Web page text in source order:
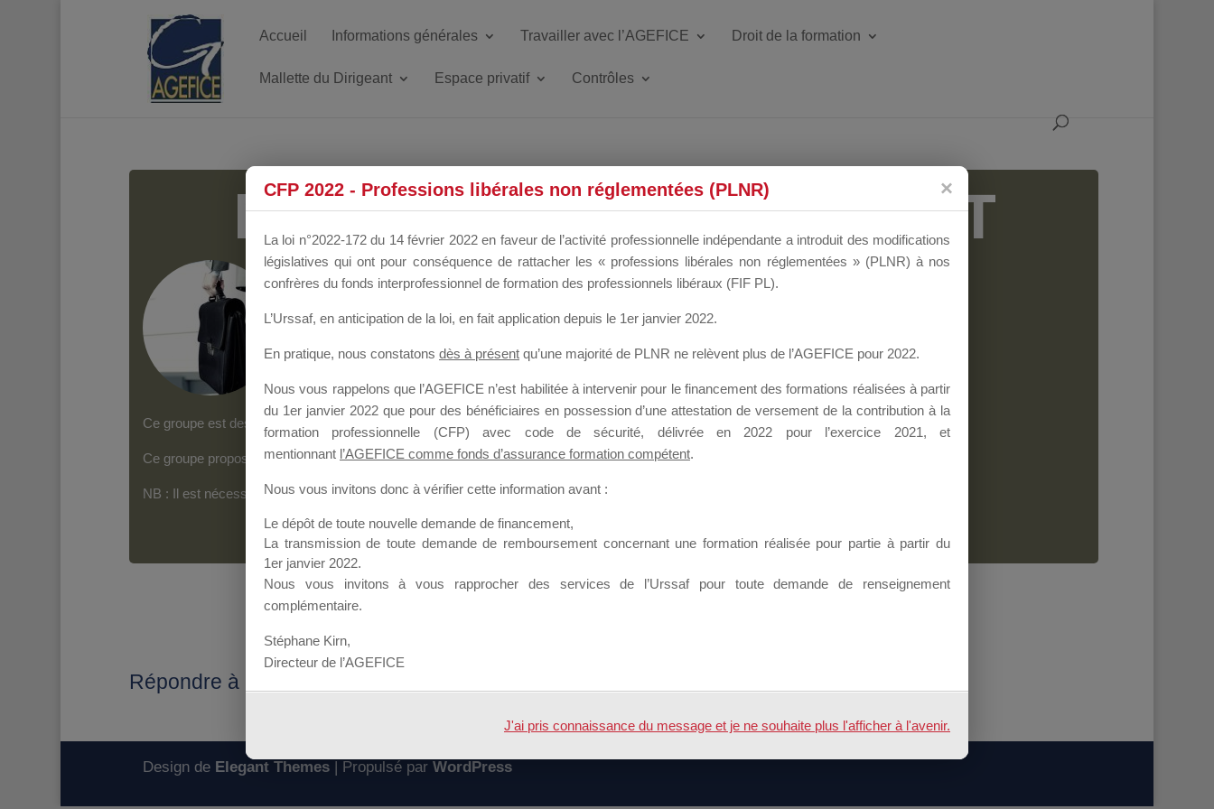
Accueil Informations générales Travailler avec l’AGEFICE Droit de la formation
Mallette du Dirigeant Espace privatif Contrôles
MALLETTE DU DIRIGEANT
Groupe Public il y a un mois
Ce groupe est destiné aux Organismes de Formation qui souhaitent répondre à l’Appel à Propositions Mallette du Dirigeant.
Ce groupe propose un forum dédié au support sur lequel il est possible de laisser un message ou poser une question.
NB : Il est nécessaire d’êtreinscrit(e)pour pouvoir rejoindre ce groupe
Répondre à : Information MDD2020
Design de Elegant Themes| Propulsé par WordPress
CFP 2022 - Professions libérales non réglementées (PLNR)
La loi n°2022-172 du 14 février 2022 en faveur de l’activité professionnelle indépendante a introduit des modifications
législatives qui ont pour conséquence de rattacher les « professions libérales non réglementées » (PLNR) à nos
confrères du fonds interprofessionnel de formation des professionnels libéraux (FIF PL).
L’Urssaf, en anticipation de la loi, en fait application depuis le 1er janvier 2022.
En pratique, nous constatons dès à présent qu’une majorité de PLNR ne relèvent plus de l’AGEFICE pour 2022.
Nous vous rappelons que l’AGEFICE n’est habilitée à intervenir pour le financement des formations réalisées à partir
du 1er janvier 2022 que pour des bénéficiaires en possession d’une attestation de versement de la contribution à la
formation professionnelle (CFP) avec code de sécurité, délivrée en 2022 pour l’exercice 2021, et
mentionnant l’AGEFICE comme fonds d’assurance formation compétent.
Nous vous invitons donc à vérifier cette information avant :
Le dépôt de toute nouvelle demande de financement,
La transmission de toute demande de remboursement concernant une formation réalisée pour partie à partir du
1er janvier 2022.
Nous vous invitons à vous rapprocher des services de l’Urssaf pour toute demande de renseignement
complémentaire.
Stéphane Kirn,
Directeur de l’AGEFICE
J'ai pris connaissance du message et je ne souhaite plus l'afficher à l'avenir.